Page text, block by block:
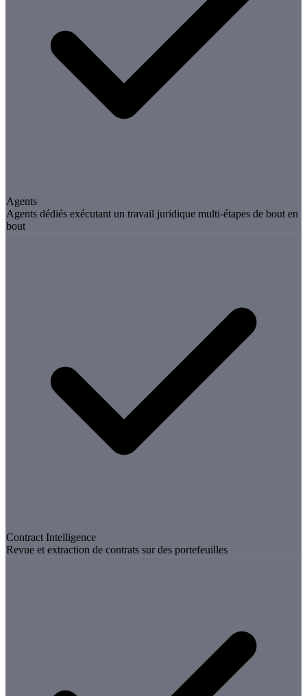
Agents
Agents dédiés exécutant un travail juridique multi-étapes de bout en
bout
Contract Intelligence
Revue et extraction de contrats sur des portefeuilles